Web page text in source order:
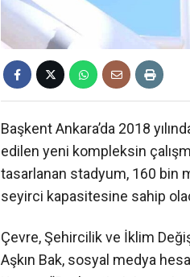
Başkent Ankara’da 2018
edilen yeni kompleksin
tasarlanan stadyum, 160 bin
seyirci kapasitesine sahip
Çevre, Şehircilik ve İklim
Aşkın Bak, sosyal medya